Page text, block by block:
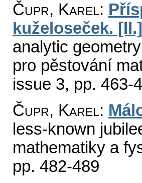
Čupr, Karel:
kuželoseček. [II.]
analytic
pro pěstování
issue 3, pp. 463-
Čupr, Karel:
less-known
mathematiky a
pp. 482-489